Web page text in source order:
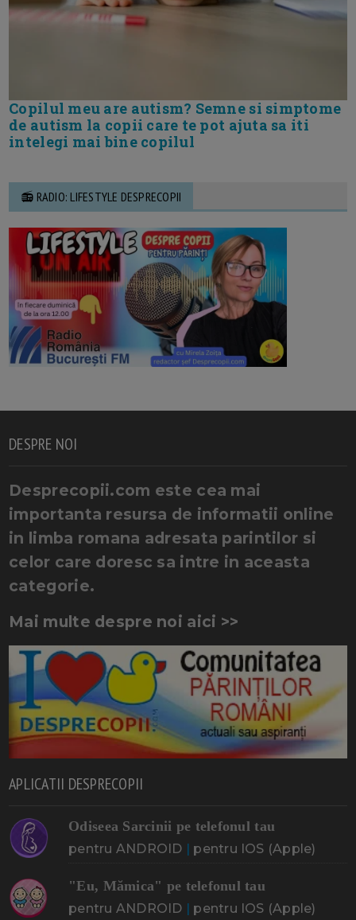
Copilul meu are autism? Semne si simptome
de autism la copii care te pot ajuta sa iti
intelegi mai bine copilul
📻 RADIO: LIFESTYLE DESPRECOPII
DESPRE NOI
Desprecopii.com este cea mai
importanta resursa de informatii online
in limba romana adresata parintilor si
celor care doresc sa intre in aceasta
categorie.
Mai multe despre noi aici >>
APLICATII DESPRECOPII
Odiseea Sarcinii pe telefonul tau
pentru ANDROID | pentru IOS (Apple)
"Eu, Mămica" pe telefonul tau
pentru ANDROID | pentru IOS (Apple)